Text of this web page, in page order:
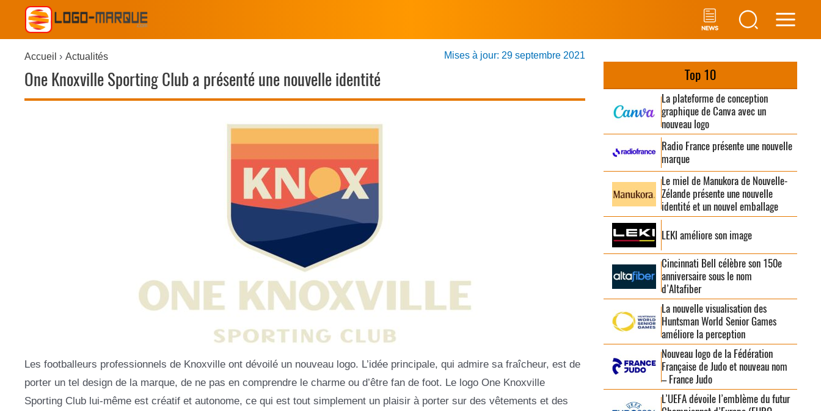
Accueil Actualités
One Knoxville Sporting Club a présenté une nouvelle identité
Mises à jour: 29 septembre 2021
Les footballeurs professionnels de Knoxville ont dévoilé un nouveau logo. L’idée principale, qui admire sa fraîcheur, est de
porter un tel design de la marque, de ne pas en comprendre le charme ou d’être fan de foot. Le logo One Knoxville
Sporting Club lui-même est créatif et autonome, ce qui est tout simplement un plaisir à porter sur des vêtements et des
Top 10
La plateforme de conception
graphique de Canva avec un
nouveau logo
Radio France présente une nouvelle
marque
Le miel de Manukora de Nouvelle-
Zélande présente une nouvelle
identité et un nouvel emballage
LEKI améliore son image
Cincinnati Bell célèbre son 150e
anniversaire sous le nom
d’Altafiber
La nouvelle visualisation des
Huntsman World Senior Games
améliore la perception
Nouveau logo de la Fédération
Française de Judo et nouveau nom
– France Judo
L’UEFA dévoile l’emblème du futur